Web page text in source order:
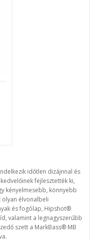
időtlen dizájnnal és
fejlesztették ki,
kényelmesebb, könnyebb
olyan élvonalbeli
és fogólap, Hipshot®
valamint a legnagyszerűbb
szett a MarkBass® MB